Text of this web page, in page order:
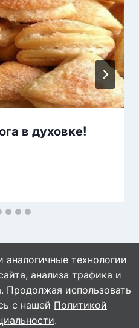
в духовке!
технологии
анализа трафика и
Продолжая использовать
с нашей Политикой
.